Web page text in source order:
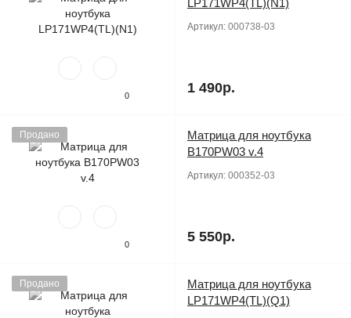
0
LP171WP4(TL)(N1)
Артикул: 000738-03
1 490р.
Продано
0
Матрица для ноутбука
B170PW03 v.4
Артикул: 000352-03
5 550р.
Продано
Матрица для ноутбука
LP171WP4(TL)(Q1)